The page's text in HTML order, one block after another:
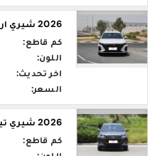
2026 شيري اريزو 8 سوبر هايبرد
كم قاطع:
اللون:
اخر تحديث:
السعر:
2026 شيري تيغو 7 برو ماكس فلاك شيب
كم قاطع: